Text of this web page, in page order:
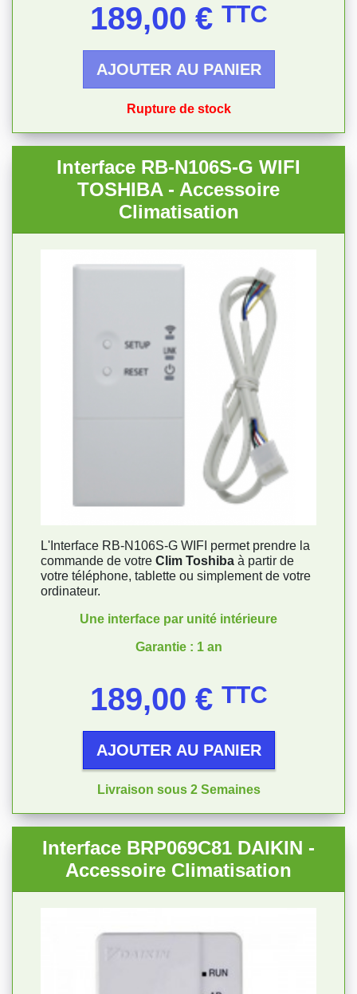
189,00 € TTC
AJOUTER AU PANIER
Rupture de stock
Interface RB-N106S-G WIFI
TOSHIBA - Accessoire
Climatisation
L'Interface RB-N106S-G WIFI permet prendre la
commande de votre Clim Toshiba à partir de
votre téléphone, tablette ou simplement de votre
ordinateur.
Une interface par unité intérieure
Garantie : 1 an
189,00 € TTC
AJOUTER AU PANIER
Livraison sous 2 Semaines
Interface BRP069C81 DAIKIN -
Accessoire Climatisation